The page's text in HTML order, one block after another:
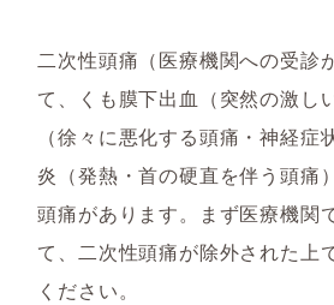
二次性頭痛（医療機関への受診
て、くも膜下出血（突然の激し
（徐々に悪化する頭痛・神経症
炎（発熱・首の硬直を伴う頭痛
頭痛があります。まず医療機関
て、二次性頭痛が除外された上
ください。